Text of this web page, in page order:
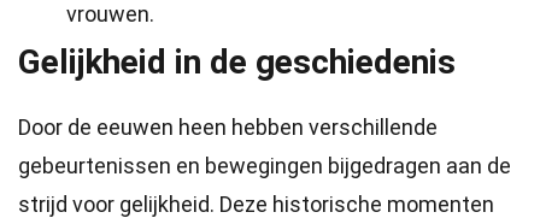
vrouwen.
Gelijkheid in de geschiedenis
Door de eeuwen heen hebben verschillende
gebeurtenissen en bewegingen bijgedragen aan de
strijd voor gelijkheid. Deze historische momenten